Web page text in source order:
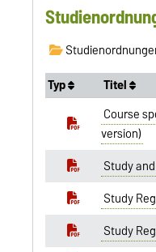
Typ
Titel
Course
version)
Study
Study
Study